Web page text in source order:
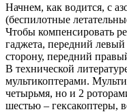
Начнем, как водится, с
(беспилотные
Чтобы компенсировать
гаджета, передний
сторону, передний
В технической
мультикоптерами.
четырьмя, но и 2
шестью – гексакоптеры,